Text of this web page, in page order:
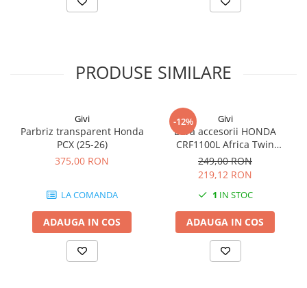
PRODUSE SIMILARE
Givi
Parbriz transparent Honda
PCX (25-26)
375,00 RON
LA COMANDA
ADAUGA IN COS
-12% Givi
Bara accesorii HONDA
CRF1100L Africa Twin
Adventure Sports (20 - 23)
CRF1100L Africa Twin
Adventure Sports (24)
CRF1100L AFRICA TWIN (24)
CRF1100L Africa Twin (20 -
23)
249,00 RON
219,12 RON
1 IN STOC
ADAUGA IN COS